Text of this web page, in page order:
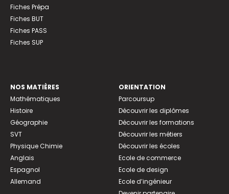
Fiches Prépa
Fiches BUT
Fiches PASS
Fiches SUP
NOS MATIÈRES
Mathématiques
Histoire
Géographie
SVT
Physique Chimie
Anglais
Espagnol
Allemand
ORIENTATION
Parcoursup
Découvrir les diplômes
Découvrir les formations
Découvrir les métiers
Découvrir les écoles
Ecole de commerce
Ecole de design
Ecole d’ingénieur